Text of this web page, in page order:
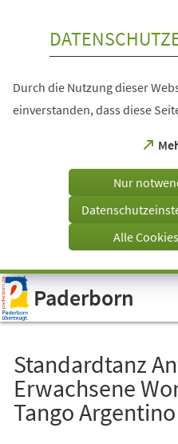
Visuelle
Assistenzsoftware
öffnen.
Durch die Nutzung dieser
einverstanden, dass diese
einem
Tab)
Nur
Alle
Paderborn
Standardtanz
Erwachsene
Tango Argentino